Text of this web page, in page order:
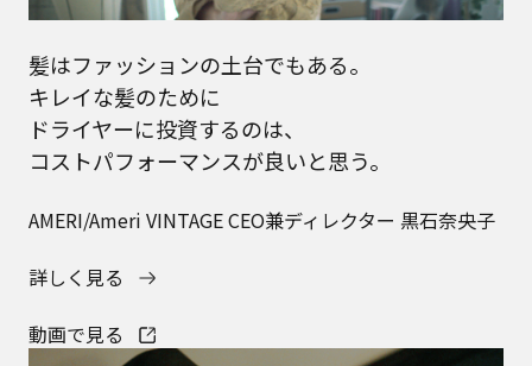
髪はファッションの土台でもある。
キレイな髪のために
ドライヤーに投資するのは、
コストパフォーマンスが良いと思う。
AMERI/Ameri VINTAGE CEO兼ディレクター 黒石奈央子
詳しく見る
動画で見る